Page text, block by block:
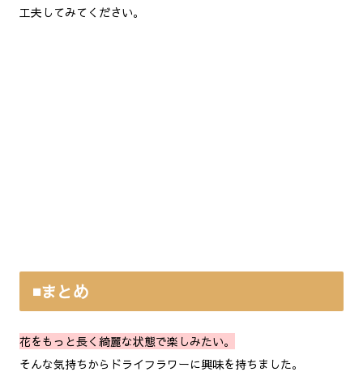
工夫してみてください。
◾️まとめ
花をもっと長く綺麗な状態で楽しみたい。
そんな気持ちからドライフラワーに興味を持ちました。